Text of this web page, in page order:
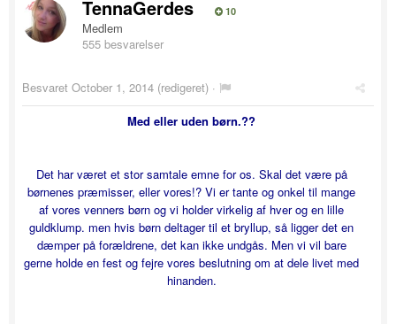
TennaGerdes 10
Medlem
555 besvarelser
Besvaret October 1, 2014 (redigeret) ·
Med eller uden børn.??
Det har været et stor samtale emne for os. Skal det være på
børnenes præmisser, eller vores!? Vi er tante og onkel til mange
af vores venners børn og vi holder virkelig af hver og en lille
guldklump. men hvis børn deltager til et bryllup, så ligger det en
dæmper på forældrene, det kan ikke undgås. Men vi vil bare
gerne holde en fest og fejre vores beslutning om at dele livet med
hinanden.